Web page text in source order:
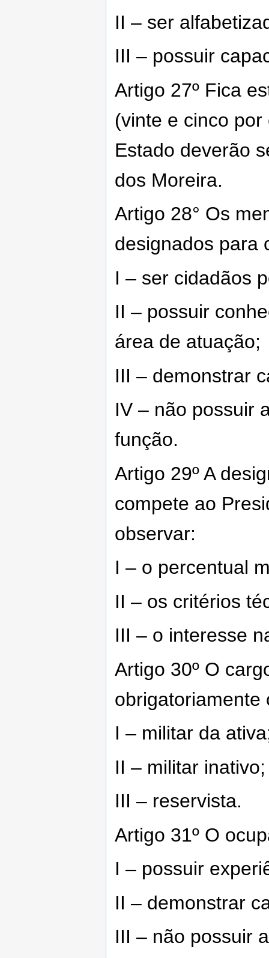
II – ser
III – possuir
Artigo 27º Fica
(vinte e cinco
Estado deverão
dos Moreira.
Artigo 28° Os
designados para
I – ser cidadãos
II – possuir
área de atuação;
III – demonstrar
IV – não possuir
função.
Artigo 29º A
compete ao
observar:
I – o percentual
II – os critérios
III – o interesse
Artigo 30º O
obrigatoriamente
I – militar da
II – militar inativo;
III – reservista.
Artigo 31º O
I – possuir
II – demonstrar
III – não possuir